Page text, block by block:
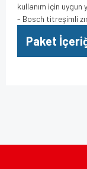
kullanım için
- Bosch titreşimli
Paket